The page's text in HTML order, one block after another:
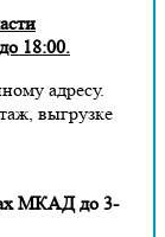
18:00.
адресу.
выгрузке
МКАД до 3-